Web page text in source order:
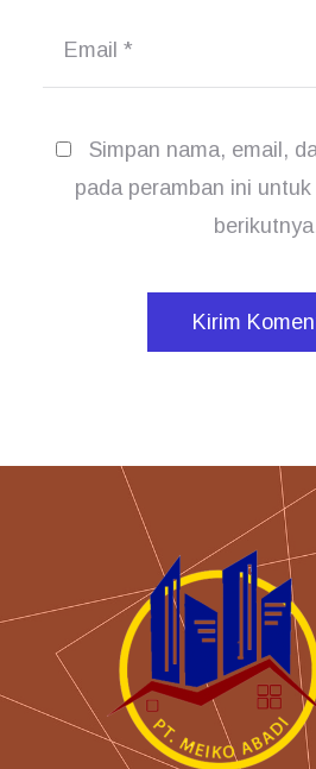
Email *
Simpan nama, email,
pada peramban ini